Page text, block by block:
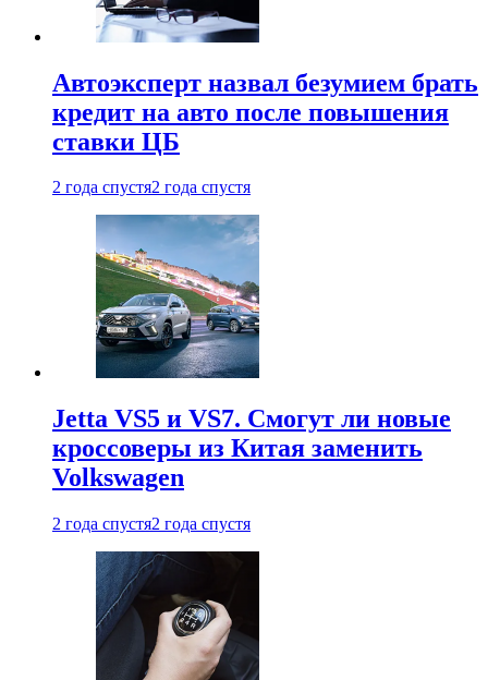
Автоэксперт назвал безумием брать
кредит на авто после повышения
ставки ЦБ
2 года спустя2 года спустя
Jetta VS5 и VS7. Смогут ли новые
кроссоверы из Китая заменить
Volkswagen
2 года спустя2 года спустя